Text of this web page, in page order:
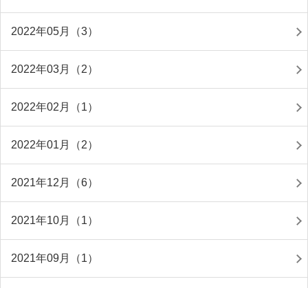
2022年05月（3）
2022年03月（2）
2022年02月（1）
2022年01月（2）
2021年12月（6）
2021年10月（1）
2021年09月（1）